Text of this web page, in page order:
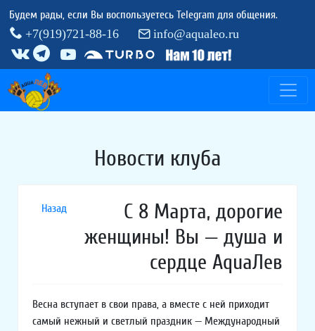
Будем рады, если Вы воспользуетесь Telegram для общения.
+7(919)721-88-16
info@aqualeo.ru
Новости клуба
Назад
С 8 Марта, дорогие
женщины! Вы — душа и
сердце AquaЛев
Весна вступает в свои права, а вместе с ней приходит
самый нежный и светлый праздник — Международный